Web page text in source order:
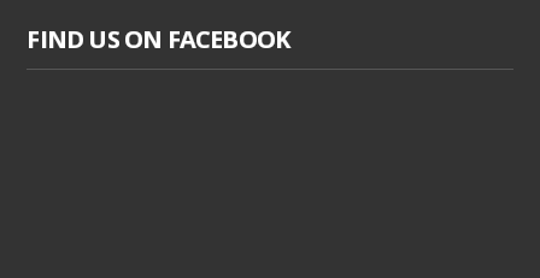
FIND US ON FACEBOOK